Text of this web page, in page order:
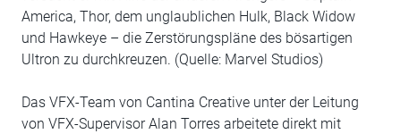
America, Thor, dem unglaublichen Hulk, Black Widow
und Hawkeye – die Zerstörungspläne des bösartigen
Ultron zu durchkreuzen. (Quelle: Marvel Studios)
Das VFX-Team von Cantina Creative unter der Leitung
von VFX-Supervisor Alan Torres arbeitete direkt mit